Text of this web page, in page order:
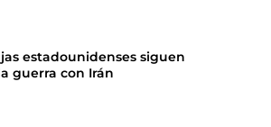
estadounidenses siguen
guerra con Irán